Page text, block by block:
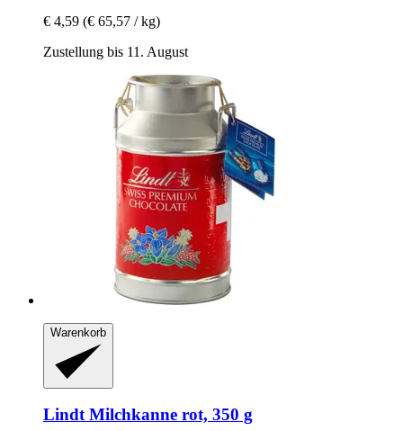
€ 4,59 (€ 65,57 / kg)
Zustellung bis 11. August
Warenkorb
LindtMilchkanne rot, 350 g